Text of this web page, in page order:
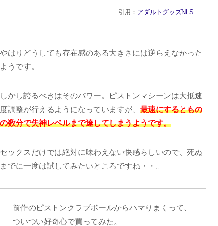
引用： アダルトグッズNLS
やはりどうしても存在感のある大きさには逆らえなかった
ようです。
しかし誇るべきはそのパワー。ピストンマシーンは大抵速
度調整が行えるようになっていますが、 最速にするともの
の数分で失神レベルまで達してしまうようです。
セックスだけでは絶対に味わえない快感らしいので、死ぬ
までに一度は試してみたいところですね・・。
前作のピストンクラブボールからハマりまくって、
ついつい好奇心で買ってみた。